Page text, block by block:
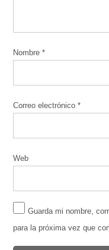
Nombre*
Correo electrónico*
Web
Guarda mi nombre,
para la próxima vez que